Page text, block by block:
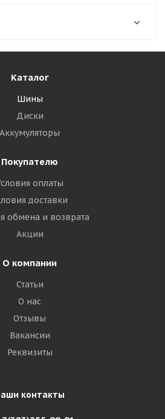
Каталог
Шины
Диски
Аккумуляторы
Покупателю
оплаты
доставки
обмена и возврата
Акции
О компании
Статьи
О нас
Отзывы
Вакансии
Реквизиты
контакты